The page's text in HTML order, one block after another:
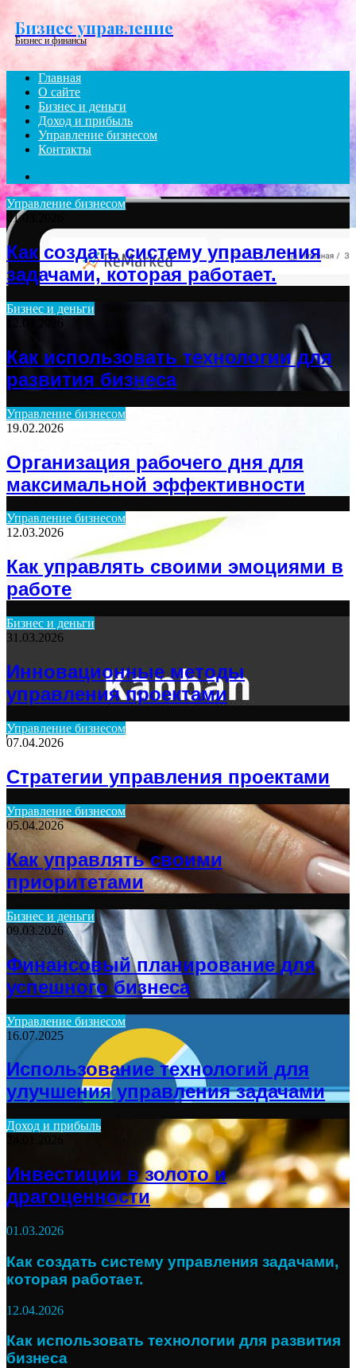
Бизнес управление
Бизнес и финансы
Главная
О сайте
Бизнес и деньги
Доход и прибыль
Управление бизнесом
Контакты
for
Управление бизнесом
01.03.2026
Как создать систему управления
задачами, которая работает.
Бизнес и деньги
12.04.2026
Как использовать технологии для
развития бизнеса
Управление бизнесом
19.02.2026
Организация рабочего дня для
максимальной эффективности
Управление бизнесом
12.03.2026
Как управлять своими эмоциями в
работе
Бизнес и деньги
31.03.2026
Инновационные методы
управления проектами
Управление бизнесом
07.04.2026
Стратегии управления проектами
Управление бизнесом
05.04.2026
Как управлять своими
приоритетами
Бизнес и деньги
09.03.2026
Финансовый планирование для
успешного бизнеса
Управление бизнесом
16.07.2025
Использование технологий для
улучшения управления задачами
Доход и прибыль
Инвестиции в золото и
драгоценности
01.03.2026
Как создать систему управления задачами,
которая работает.
12.04.2026
Как использовать технологии для развития
бизнеса